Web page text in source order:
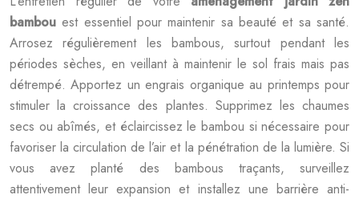
bambouest essentiel pour maintenir sa beauté et sa santé.
Arrosez régulièrement les bambous, surtout pendant les
périodes sèches, en veillant à maintenir le sol frais mais pas
détrempé. Apportez un engrais organique au printemps pour
stimuler la croissance des plantes. Supprimez les chaumes
secs ou abîmés, et éclaircissez le bambou si nécessaire pour
favoriser la circulation de l’air et la pénétration de la lumière. Si
vous avez planté des bambous traçants, surveillez
attentivement leur expansion et installez une barrière anti-